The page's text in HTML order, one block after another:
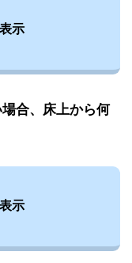
示
合、床上から何
示